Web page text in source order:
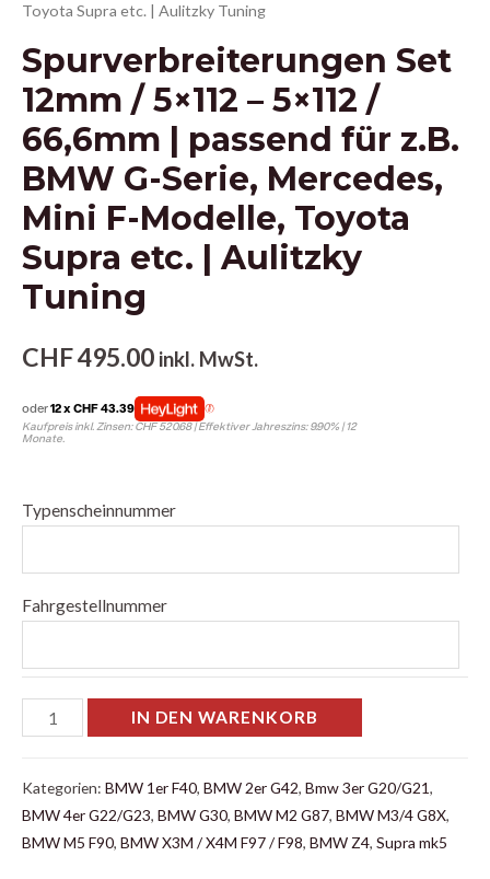
Toyota Supra etc. | Aulitzky Tuning
Spurverbreiterungen Set
12mm / 5×112 – 5×112 /
66,6mm | passend für z.B.
BMW G-Serie, Mercedes,
Mini F-Modelle, Toyota
Supra etc. | Aulitzky
Tuning
CHF495.00 inkl. MwSt.
oder12 x CHF 43.39
Kaufpreis inkl. Zinsen: CHF 520.68 | Effektiver Jahreszins: 9.90% | 12
Monate.
Typenscheinnummer
Fahrgestellnummer
IN DEN WARENKORB
Kategorien: BMW 1er F40, BMW 2er G42, Bmw 3er G20/G21,
BMW 4er G22/G23, BMW G30, BMW M2 G87, BMW M3/4 G8X,
BMW M5 F90, BMW X3M / X4M F97 / F98, BMW Z4, Supra mk5